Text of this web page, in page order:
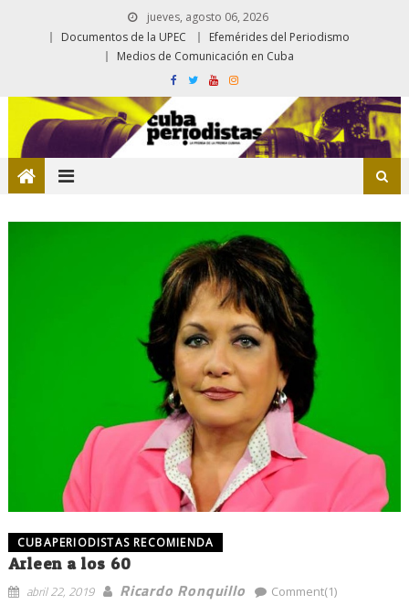
jueves, agosto 06, 2026
Documentos de la UPEC
Efemérides del Periodismo
Medios de Comunicación en Cuba
CUBAPERIODISTAS RECOMIENDA
Arleen a los 60
abril 22, 2019 Ricardo Ronquillo Comment(1)